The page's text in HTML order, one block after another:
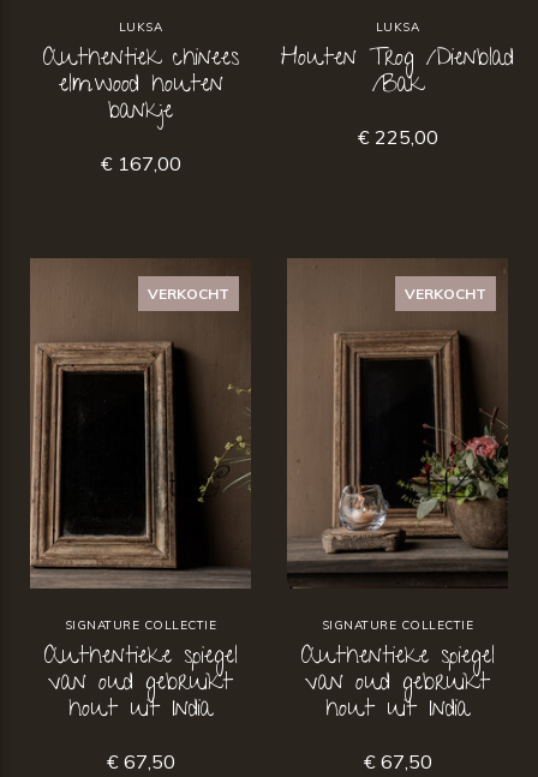
LUKSA
Authentiek chinees
elmwood houten
bankje
€ 167,00
LUKSA
Houten Trog /Dienblad
/Bak
€ 225,00
VERKOCHT
SIGNATURE COLLECTIE
Authentieke spiegel
van oud gebruikt
hout uit India
€ 67,50
VERKOCHT
SIGNATURE COLLECTIE
Authentieke spiegel
van oud gebruikt
hout uit India
€ 67,50